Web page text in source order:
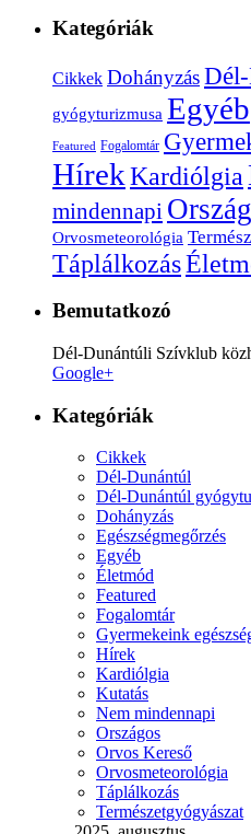
Kategóriák
Cikkek Dohányzás
gyógyturizmusa Egyéb
Featured Fogalomtár
HírekKardiólgia
mindennapi
Orvosmeteorológia
Táplálkozás
Bemutatkozó
Dél-Dunántúli Szívklub
Google+
Kategóriák
Cikkek
Dél-Dunántúl
Dél-Dunántúl
Dohányzás
Egészségmegőrzés
Egyéb
Életmód
Featured
Fogalomtár
Gyermekeink
Hírek
Kardiólgia
Kutatás
Nem mindennapi
Országos
Orvos Kereső
Orvosmeteorológia
Táplálkozás
Természetgyógyászat